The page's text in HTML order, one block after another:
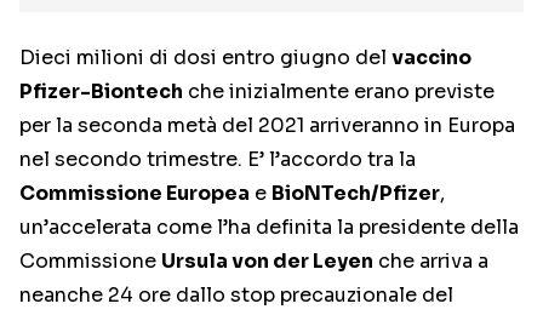
Dieci milioni di dosi entro giugno del vaccino
Pfizer-Biontech che inizialmente erano previste
per la seconda metà del 2021 arriveranno in Europa
nel secondo trimestre. E’ l’accordo tra la
Commissione Europea e BioNTech/Pfizer,
un’accelerata come l’ha definita la presidente della
Commissione Ursula von der Leyen che arriva a
neanche 24 ore dallo stop precauzionale del